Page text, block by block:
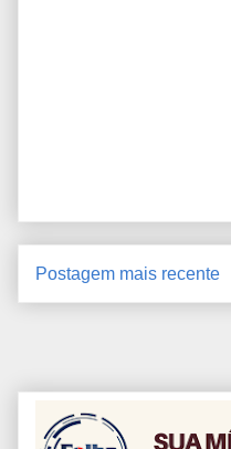
Postagem mais recente